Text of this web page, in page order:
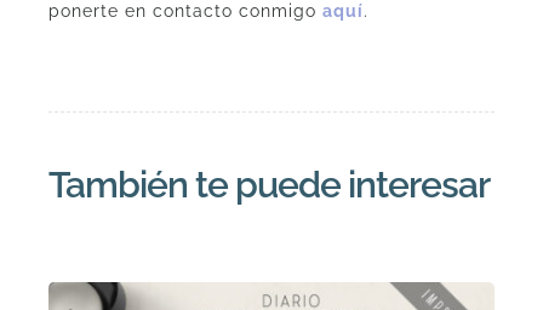
ponerte en contacto conmigo aquí.
También te puede interesar